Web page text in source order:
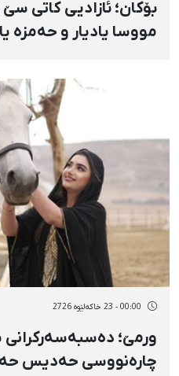
بۆکان؛ ئازادیی کاتی سێ
مووسا یادیار و حەمزە
00:00 - 23 خاکەلێوه 2726
ورمێ؛ دەسبەسەرکرانی
چارەنووسی حەدیس حەقیقی،